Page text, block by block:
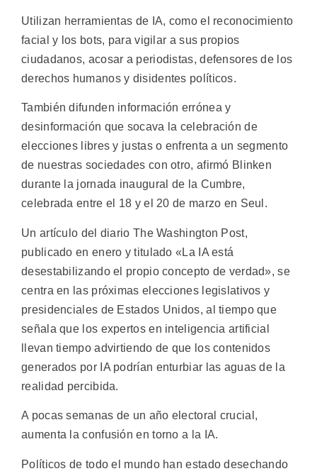
Utilizan herramientas de IA, como el reconocimiento
facial y los bots, para vigilar a sus propios
ciudadanos, acosar a periodistas, defensores de los
derechos humanos y disidentes políticos.
También difunden información errónea y
desinformación que socava la celebración de
elecciones libres y justas o enfrenta a un segmento
de nuestras sociedades con otro, afirmó Blinken
durante la jornada inaugural de la Cumbre,
celebrada entre el 18 y el 20 de marzo en Seul.
Un artículo del diario The Washington Post,
publicado en enero y titulado «La IA está
desestabilizando el propio concepto de verdad», se
centra en las próximas elecciones legislativos y
presidenciales de Estados Unidos, al tiempo que
señala que los expertos en inteligencia artificial
llevan tiempo advirtiendo de que los contenidos
generados por IA podrían enturbiar las aguas de la
realidad percibida.
A pocas semanas de un año electoral crucial,
aumenta la confusión en torno a la IA.
Políticos de todo el mundo han estado desechando